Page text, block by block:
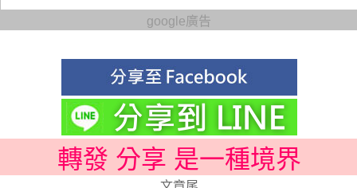
google廣告
轉發 分享 是一種境界